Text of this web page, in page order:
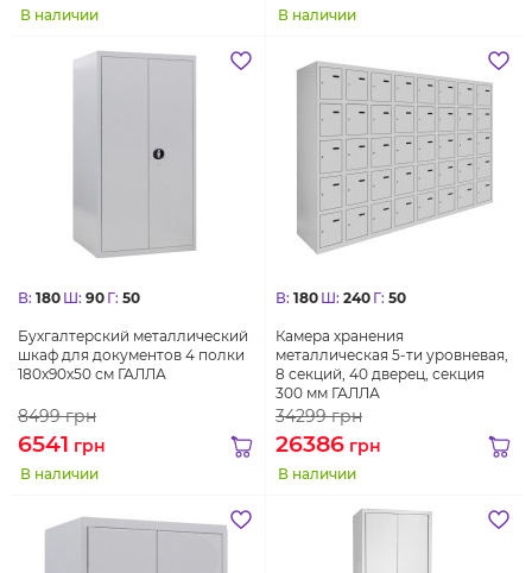
В наличии В наличии
В: 180 Ш: 90 Г: 50
Бухгалтерский металлический
шкаф для документов 4 полки
180х90х50 см ГАЛЛА
8499грн
6541 грн
В наличии
В: 180 Ш: 240 Г: 50
Камера хранения
металлическая 5-ти уровневая,
8 секций, 40 дверец, секция
300 мм ГАЛЛА
34299грн
26386 грн
В наличии